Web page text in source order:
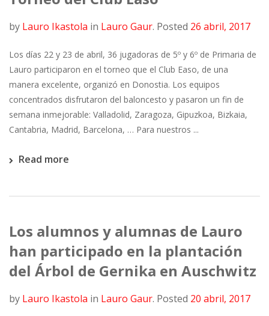
by Lauro Ikastola in Lauro Gaur. Posted 26 abril, 2017
Los días 22 y 23 de abril, 36 jugadoras de 5º y 6º de Primaria de
Lauro participaron en el torneo que el Club Easo, de una
manera excelente, organizó en Donostia. Los equipos
concentrados disfrutaron del baloncesto y pasaron un fin de
semana inmejorable: Valladolid, Zaragoza, Gipuzkoa, Bizkaia,
Cantabria, Madrid, Barcelona, … Para nuestros ...
Read more
Los alumnos y alumnas de Lauro
han participado en la plantación
del Árbol de Gernika en Auschwitz
by Lauro Ikastola in Lauro Gaur. Posted 20 abril, 2017